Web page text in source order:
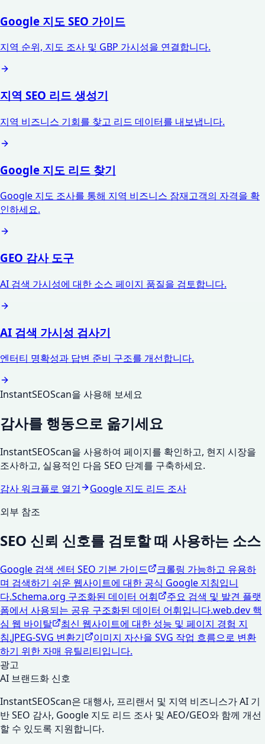
Google 지도 SEO 가이드
지역 순위, 지도 조사 및 GBP 가시성을 연결합니다.
지역 SEO 리드 생성기
지역 비즈니스 기회를 찾고 리드 데이터를 내보냅니다.
Google 지도 리드 찾기
Google 지도 조사를 통해 지역 비즈니스 잠재고객의 자격을 확
인하세요.
GEO 감사 도구
AI 검색 가시성에 대한 소스 페이지 품질을 검토합니다.
AI 검색 가시성 검사기
엔터티 명확성과 답변 준비 구조를 개선합니다.
InstantSEOScan을 사용해 보세요
감사를 행동으로 옮기세요
InstantSEOScan을 사용하여 페이지를 확인하고, 현지 시장을
조사하고, 실용적인 다음 SEO 단계를 구축하세요.
감사 워크플로 열기
Google 지도 리드 조사
외부 참조
SEO 신뢰 신호를 검토할 때 사용하는 소스
Google 검색 센터 SEO 기본 가이드
크롤링 가능하고 유용하
며 검색하기 쉬운 웹사이트에 대한 공식 Google 지침입니
다.Schema.org 구조화된 데이터 어휘
주요 검색 및 발견 플랫
폼에서 사용되는 공유 구조화된 데이터 어휘입니다.web.dev 핵
심 웹 바이탈
최신 웹사이트에 대한 성능 및 페이지 경험 지
침.JPEG-SVG 변환기
이미지 자산을 SVG 작업 흐름으로 변환
하기 위한 자매 유틸리티입니다.
광고
AI 브랜드화 신호
InstantSEOScan은 대행사, 프리랜서 및 지역 비즈니스가 AI 기
반 SEO 감사, Google 지도 리드 조사 및 AEO/GEO와 함께 개선
할 수 있도록 지원합니다.